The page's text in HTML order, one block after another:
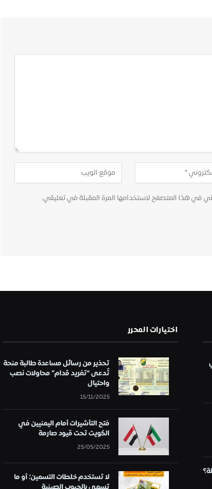
في هذا المتصفح لاستخدامها المرة المقبلة في تعليقي.
اختيارات المحرر
تحذير من رسائل مساعدة طالبة منحة
تُدعى “تغريد قدام” محاولات نصب
واحتيال
15/11/2025
فتح التأشيرات أمام اليمنيين في
الكويت تحت قيود صارمة
25/05/2025
لا تستخدم خلطات التسمين؛ أو ما